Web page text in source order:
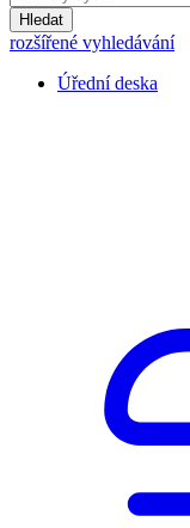
Hledat
rozšířené vyhledávání
Úřední deska